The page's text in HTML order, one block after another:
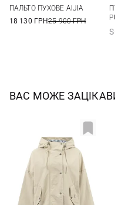
ПАЛЬТО ПУХОВЕ AIJIA
18 130 ГРН25 900 ГРН
ВАС МОЖЕ